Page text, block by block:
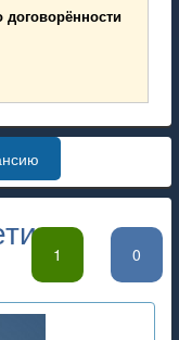
договорённости
1 0